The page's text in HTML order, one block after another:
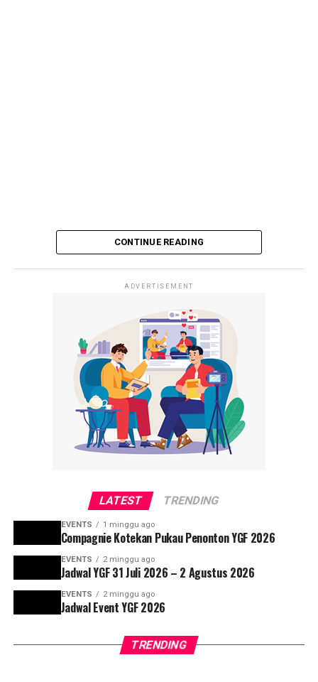
CONTINUE READING
ADVERTISEMENT
LATEST TRENDING
EVENTS 1 minggu ago
Compagnie Kotekan Pukau Penonton YGF 2026
EVENTS 2 minggu ago
Jadwal YGF 31 Juli 2026 – 2 Agustus 2026
EVENTS 2 minggu ago
Jadwal Event YGF 2026
TRENDING